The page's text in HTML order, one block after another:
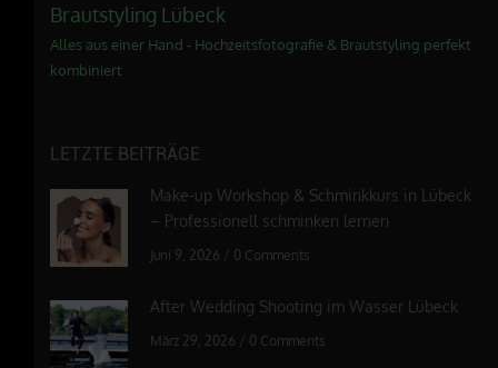
Brautstyling Lübeck
Alles aus einer Hand - Hochzeitsfotografie & Brautstyling perfekt
kombiniert
LETZTE BEITRÄGE
Make-up Workshop & Schminkkurs in Lübeck
– Professionell schminken lernen
Juni 9, 2026 / 0 Comments
After Wedding Shooting im Wasser Lübeck
März 29, 2026 / 0 Comments